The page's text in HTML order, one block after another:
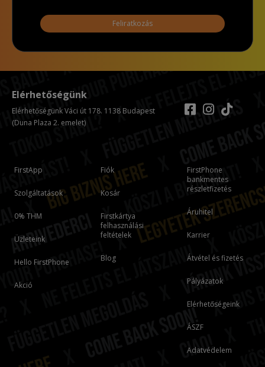
Feliratkozás
FirstApp
Szolgáltatások
0% THM
Üzleteink
Hello FirstPhone
Akció
Fiók
Kosár
Firstkártya
felhasználási
feltételek
Blog
FirstPhone
bankmentes
részletfizetés
Áruhitel
Karrier
Átvétel és fizetés
Pályázatok
Elérhetőségeink
ÁSZF
Adatvédelem
Elérhetőségünk
Elérhetőségünk Váci út 178. 1138 Budapest
(Duna Plaza 2. emelet)